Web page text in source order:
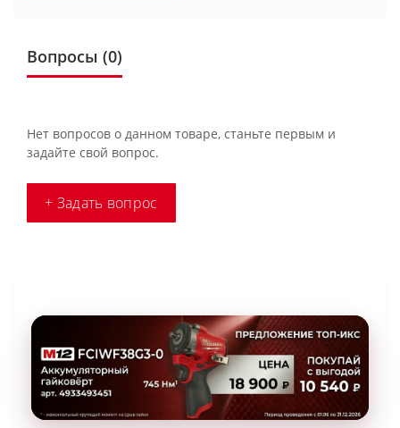
Вопросы (0)
Нет вопросов о данном товаре, станьте первым и
задайте свой вопрос.
+ Задать вопрос